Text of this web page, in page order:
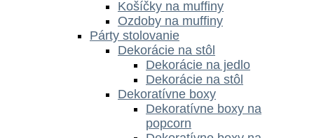
Košíčky na muffiny
Ozdoby na muffiny
Párty stolovanie
Dekorácie na stôl
Dekorácie na jedlo
Dekorácie na stôl
Dekoratívne boxy
Dekoratívne boxy na
popcorn